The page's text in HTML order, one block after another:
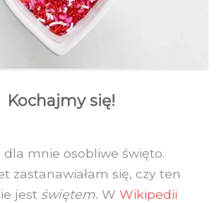
Kochajmy się!
mnie osobliwe święto.
zastanawiałam się, czy ten
jest świętem. W Wikipedii